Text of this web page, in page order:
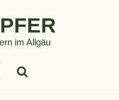
im Allgäu